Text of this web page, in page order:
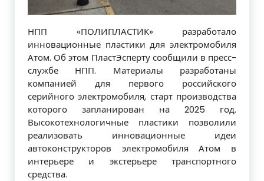
НПП «ПОЛИПЛАСТИК» разработало
инновационные пластики для электромобиля
Атом. Об этом ПластЭсперту сообщили в пресс-
службе НПП. Материалы разработаны
компанией для первого российского
серийного электромобиля, старт производства
которого запланирован на 2025 год.
Высокотехнологичные пластики позволили
реализовать инновационные идеи
автоконструкторов электромобиля Атом в
интерьере и экстерьере транспортного
средства.